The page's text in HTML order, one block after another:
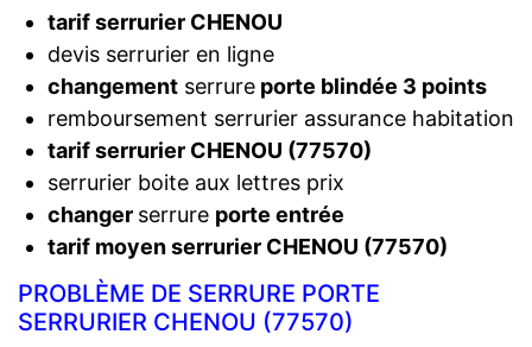
tarif serrurier CHENOU
devis serrurier en ligne
changementserrureporte blindée 3 points
remboursement serrurier assurance habitation
tarif serrurier CHENOU (77570)
serrurier boite aux lettres prix
changer serrure porte entrée
tarif moyen serrurier CHENOU (77570)
PROBLÈME DE SERRURE PORTE
SERRURIER CHENOU (77570)